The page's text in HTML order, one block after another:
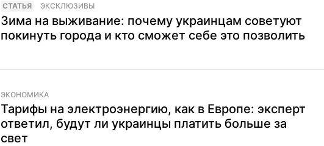
CТАТЬЯ ЭКСКЛЮЗИВЫ
Зима на выживание: почему украинцам советуют
покинуть города и кто сможет себе это позволить
ЭКОНОМИКА
Тарифы на электроэнергию, как в Европе: эксперт
ответил, будут ли украинцы платить больше за
свет